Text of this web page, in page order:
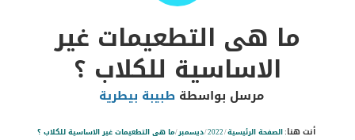
ما هى التطعيمات غير
الاساسية للكلاب ؟
مرسل بواسطة طبيبة بيطرية
أنت هنا:الصفحة الرئيسية/
2022
/ديسمبر/ما هى التطعيمات غير الاساسية للكلاب ؟